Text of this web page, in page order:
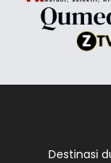
Destinasi